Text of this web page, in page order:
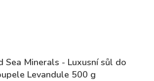
Sea Minerals - Luxusní sůl do
Levandule 500 g